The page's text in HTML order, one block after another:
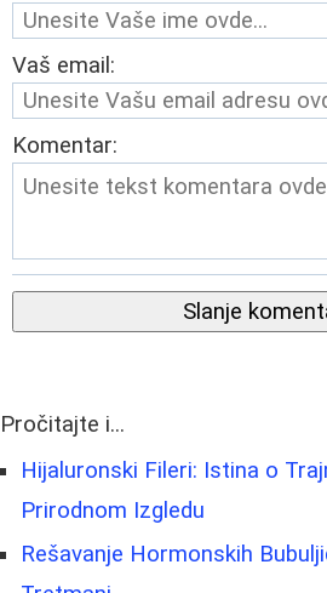
Vaš email:
Komentar:
Slanje
Pročitajte i...
Hijaluronski Fileri: Istina o
Prirodnom Izgledu
Rešavanje Hormonskih